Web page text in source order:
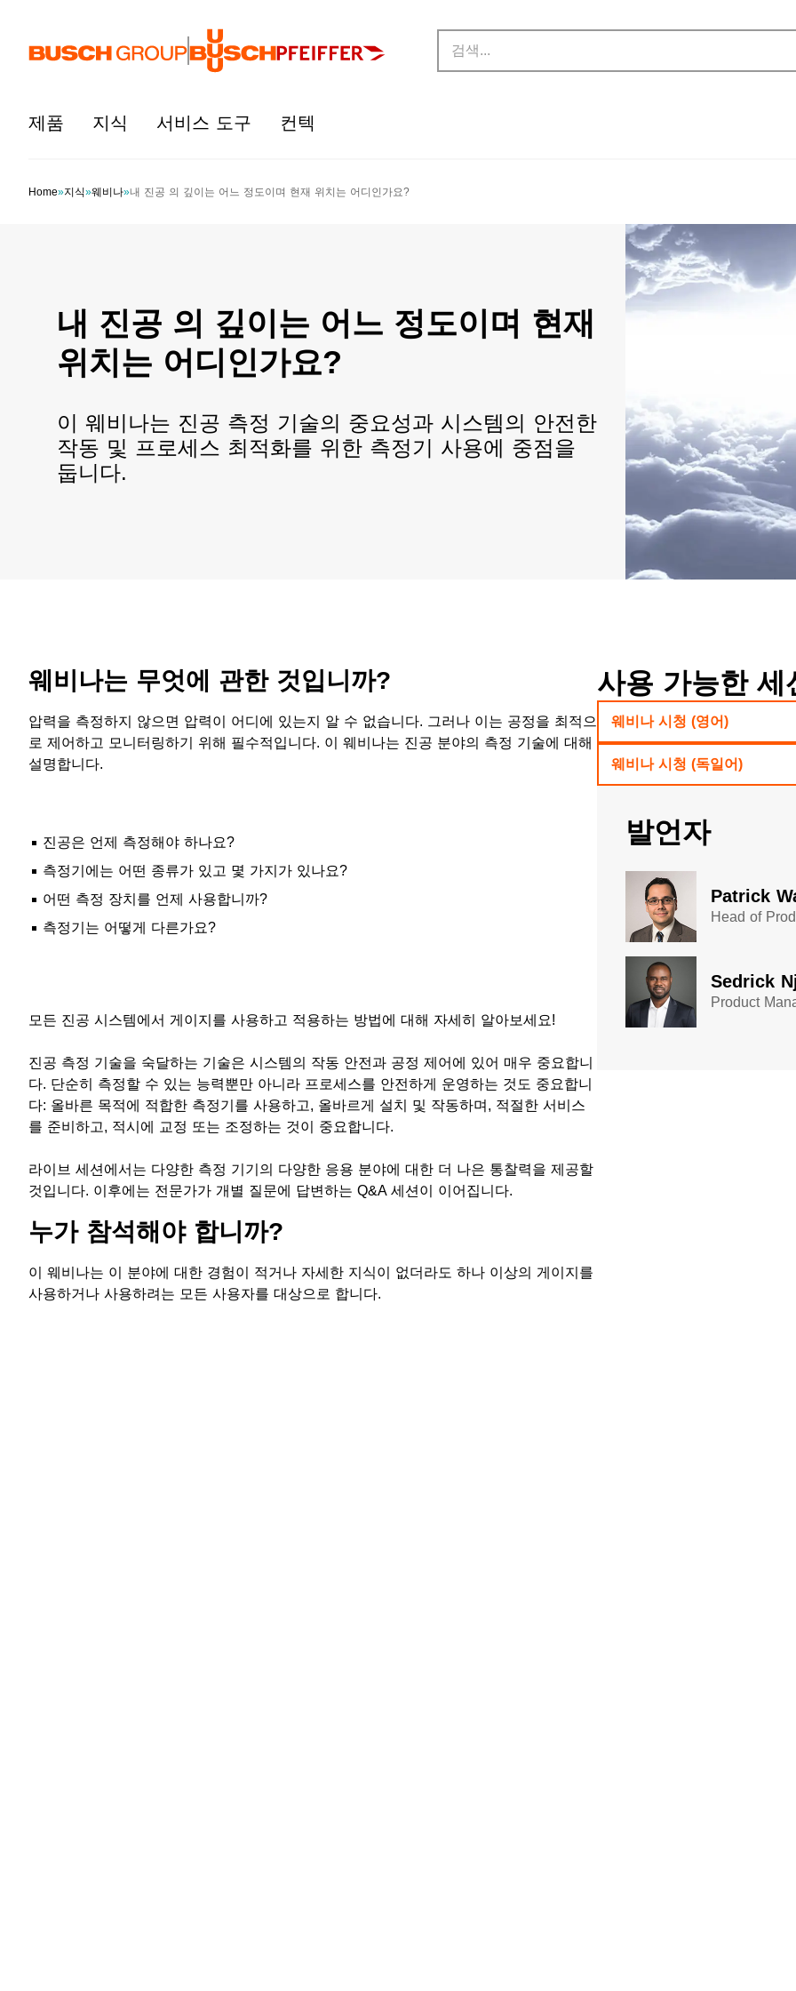
제품 지식 서비스 도구 컨텍
Home»지식»웨비나»​내 진공 의 깊이는 어느 정도이며 현재 위치는 어디인가요?​
​내 진공 의 깊이는 어느 정도이며 현재
위치는 어디인가요?​
​이 웨비나는 진공 측정 기술의 중요성과 시스템의 안전한
작동 및 프로세스 최적화를 위한 측정기 사용에 중점을
둡니다.​
웨비나는 무엇에 관한 것입니까?
​​​​​압력을 측정하지 않으면 압력이 어디에 있는지 알 수 없습니다. 그러나 이는 공정을 최적으
로 제어하고 모니터링하기 위해 필수적입니다. 이 웨비나는 진공 분야의 측정 기술에 대해
설명합니다.
진공은 언제 측정해야 하나요?
측정기에는 어떤 종류가 있고 몇 가지가 있나요?
어떤 측정 장치를 언제 사용합니까?
측정기는 어떻게 다른가요?
모든 진공 시스템에서 게이지를 사용하고 적용하는 방법에 대해 자세히 알아보세요!
진공 측정 기술을 숙달하는 기술은 시스템의 작동 안전과 공정 제어에 있어 매우 중요합니
다. 단순히 측정할 수 있는 능력뿐만 아니라 프로세스를 안전하게 운영하는 것도 중요합니
다: 올바른 목적에 적합한 측정기를 사용하고, 올바르게 설치 및 작동하며, 적절한 서비스
를 준비하고, 적시에 교정 또는 조정하는 것이 중요합니다.
라이브 세션에서는 다양한 측정 기기의 다양한 응용 분야에 대한 더 나은 통찰력을 제공할
것입니다. 이후에는 전문가가 개별 질문에 답변하는 Q&A 세션이 이어집니다.
누가 참석해야 합니까?
​​이 웨비나는 이 분야에 대한 경험이 적거나 자세한 지식이 없더라도 하나 이상의 게이지를
사용하거나 사용하려는 모든 사용자를 대상으로 합니다.​
사용 가능한 세
웨비나 시청 (영어)
웨비나 시청 (독일어)
발언자
Patrick
Head of
​Sedrick
Product